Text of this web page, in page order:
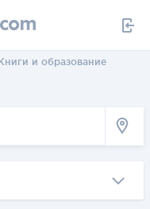
и образование